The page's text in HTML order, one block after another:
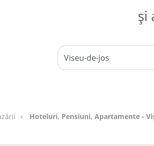
și
Hoteluri, Pensiuni, Apartamente -